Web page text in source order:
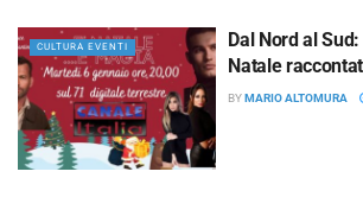
CULTURA EVENTI
Dal Nord al
Natale
BYMARIO ALTOMURA